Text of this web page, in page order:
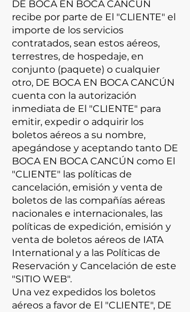
DE BOCA EN BOCA CANCÚN
recibe por parte de El "CLIENTE" el
importe de los servicios
contratados, sean estos aéreos,
terrestres, de hospedaje, en
conjunto (paquete) o cualquier
otro, DE BOCA EN BOCA CANCÚN
cuenta con la autorización
inmediata de El "CLIENTE" para
emitir, expedir o adquirir los
boletos aéreos a su nombre,
apegándose y aceptando tanto DE
BOCA EN BOCA CANCÚN como El
"CLIENTE" las políticas de
cancelación, emisión y venta de
boletos de las compañías aéreas
nacionales e internacionales, las
políticas de expedición, emisión y
venta de boletos aéreos de IATA
International y a las Políticas de
Reservación y Cancelación de este
"SITIO WEB".
Una vez expedidos los boletos
aéreos a favor de El "CLIENTE", DE